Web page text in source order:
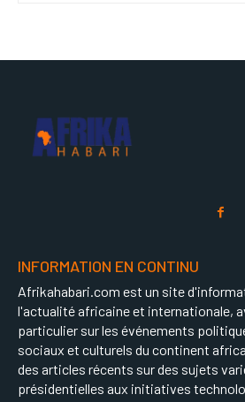
INFORMATION EN CONTINU
Afrikahabari.com est un site
l'actualité africaine et internationale,
particulier sur les événements
sociaux et culturels du continent
des articles récents sur des sujets
présidentielles aux initiatives